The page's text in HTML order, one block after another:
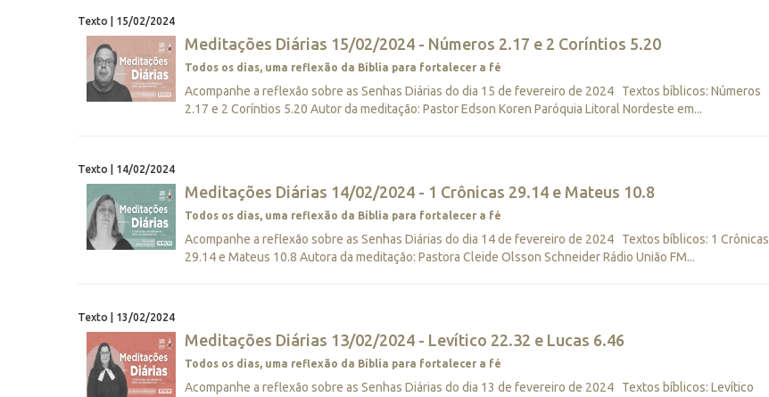
Texto | 15/02/2024
Meditações Diárias 15/02/2024 - Números 2.17 e 2 Coríntios 5.20
Todos os dias, uma reflexão da Bíblia para fortalecer a fé
Acompanhe a reflexão sobre as Senhas Diárias do dia 15 de fevereiro de 2024 Textos bíblicos: Números
2.17 e 2 Coríntios 5.20 Autor da meditação: Pastor Edson Koren Paróquia Litoral Nordeste em...
Texto | 14/02/2024
Meditações Diárias 14/02/2024 - 1 Crônicas 29.14 e Mateus 10.8
Todos os dias, uma reflexão da Bíblia para fortalecer a fé
Acompanhe a reflexão sobre as Senhas Diárias do dia 14 de fevereiro de 2024 Textos bíblicos: 1 Crônicas
29.14 e Mateus 10.8 Autora da meditação: Pastora Cleide Olsson Schneider Rádio União FM...
Texto | 13/02/2024
Meditações Diárias 13/02/2024 - Levítico 22.32 e Lucas 6.46
Todos os dias, uma reflexão da Bíblia para fortalecer a fé
Acompanhe a reflexão sobre as Senhas Diárias do dia 13 de fevereiro de 2024 Textos bíblicos: Levítico